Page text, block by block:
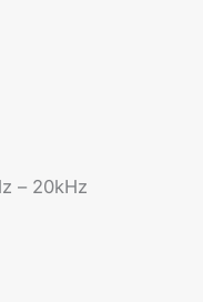
– 20kHz